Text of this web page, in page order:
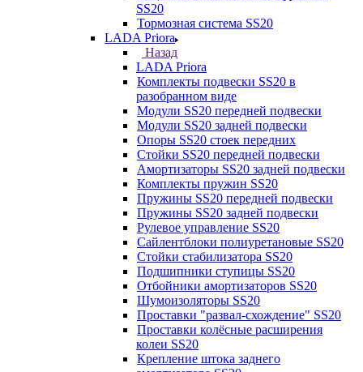
SS20
Тормозная система SS20
LADA Priora
Назад
LADA Priora
Комплекты подвески SS20 в
разобранном виде
Модули SS20 передней подвески
Модули SS20 задней подвески
Опоры SS20 стоек передних
Стойки SS20 передней подвески
Амортизаторы SS20 задней подвески
Комплекты пружин SS20
Пружины SS20 передней подвески
Пружины SS20 задней подвески
Рулевое управление SS20
Сайлентблоки полиуретановые SS20
Стойки стабилизатора SS20
Подшипники ступицы SS20
Отбойники амортизаторов SS20
Шумоизоляторы SS20
Проставки "развал-схождение" SS20
Проставки колёсные расширения
колеи SS20
Крепление штока заднего